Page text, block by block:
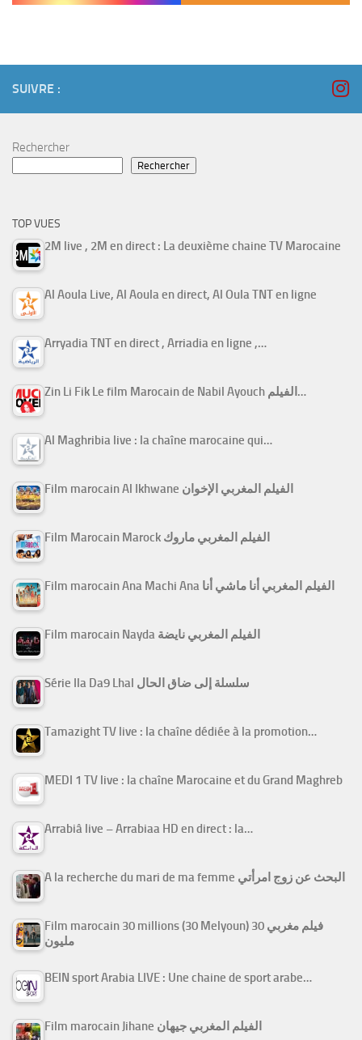
SUIVRE :
Rechercher
Rechercher
TOP VUES
2M live , 2M en direct : La deuxième chaine TV Marocaine
Al Aoula Live, Al Aoula en direct, Al Oula TNT en ligne
Arryadia TNT en direct , Arriadia en ligne ,…
Zin Li Fik Le film Marocain de Nabil Ayouch الفيلم…
Al Maghribia live : la chaîne marocaine qui…
Film marocain Al Ikhwane الفيلم المغربي الإخوان
Film Marocain Marock الفيلم المغربي ماروك
Film marocain Ana Machi Ana الفيلم المغربي أنا ماشي أنا
Film marocain Nayda الفيلم المغربي نايضة
Série Ila Da9 Lhal سلسلة إلى ضاق الحال
Tamazight TV live : la chaîne dédiée à la promotion…
MEDI 1 TV live : la chaîne Marocaine et du Grand Maghreb
Arrabiâ live – Arrabiaa HD en direct : la…
A la recherche du mari de ma femme البحث عن زوج امرأتي
Film marocain 30 millions (30 Melyoun) فيلم مغربي 30
مليون
BEIN sport Arabia LIVE : Une chaine de sport arabe…
Film marocain Jihane الفيلم المغربي جيهان